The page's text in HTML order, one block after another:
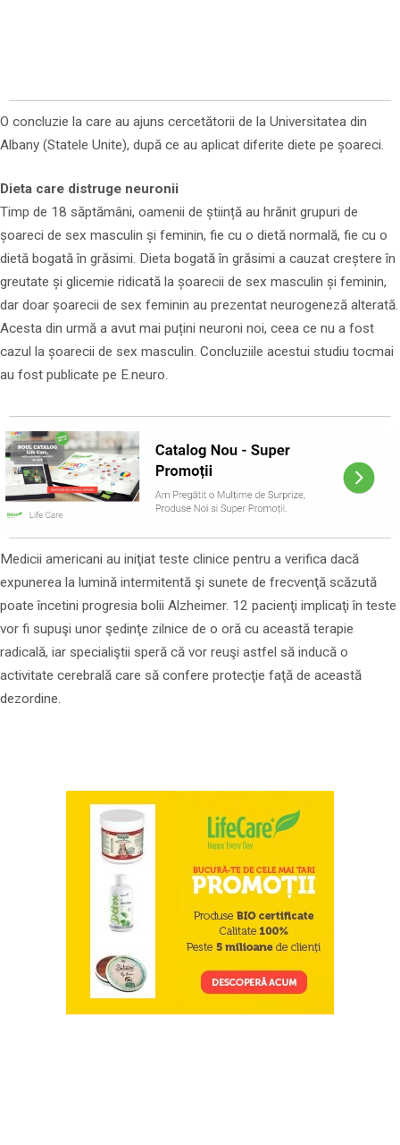
O concluzie la care au ajuns cercetătorii de la Universitatea din
Albany (Statele Unite), după ce au aplicat diferite diete pe șoareci.
Dieta care distruge neuronii
Timp de 18 săptămâni, oamenii de știință au hrănit grupuri de
șoareci de sex masculin și feminin, fie cu o dietă normală, fie cu o
dietă bogată în grăsimi. Dieta bogată în grăsimi a cauzat creștere în
greutate și glicemie ridicată la șoarecii de sex masculin și feminin,
dar doar șoarecii de sex feminin au prezentat neurogeneză alterată.
Acesta din urmă a avut mai puțini neuroni noi, ceea ce nu a fost
cazul la șoarecii de sex masculin. Concluziile acestui studiu tocmai
au fost publicate pe E.neuro.
Medicii americani au iniţiat teste clinice pentru a verifica dacă
expunerea la lumină intermitentă şi sunete de frecvenţă scăzută
poate încetini progresia bolii Alzheimer. 12 pacienţi implicaţi în teste
vor fi supuşi unor şedinţe zilnice de o oră cu această terapie
radicală, iar specialiştii speră că vor reuşi astfel să inducă o
activitate cerebrală care să confere protecţie faţă de această
dezordine.